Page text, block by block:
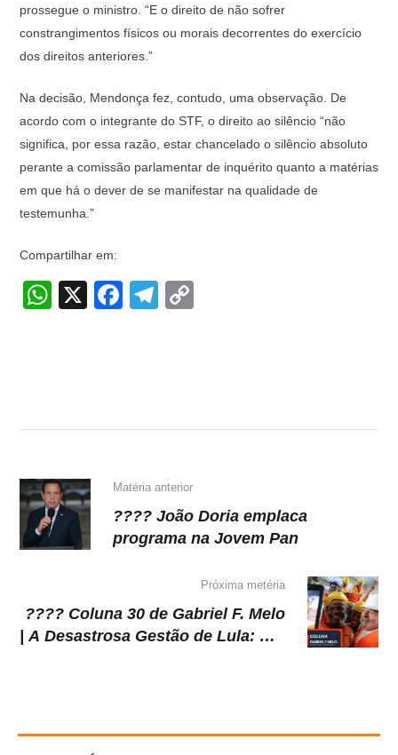
prossegue o ministro. “E o direito de não sofrer
constrangimentos físicos ou morais decorrentes do exercício
dos direitos anteriores.”
Na decisão, Mendonça fez, contudo, uma observação. De
acordo com o integrante do STF, o direito ao silêncio “não
significa, por essa razão, estar chancelado o silêncio absoluto
perante a comissão parlamentar de inquérito quanto a matérias
em que há o dever de se manifestar na qualidade de
testemunha.”
Compartilhar em:
W
p
X
F
o
k
T
m n
Matéria anterior
???? João Doria emplaca
programa na Jovem Pan
Próxima metéria
???? Coluna 30 de Gabriel F. Melo
| A Desastrosa Gestão de Lula: Um